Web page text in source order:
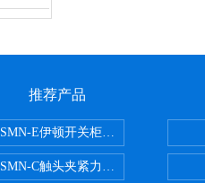
推荐产品
SMN-E伊顿开关柜触头夹紧力检测仪
SMN-C触头夹紧力检测仪